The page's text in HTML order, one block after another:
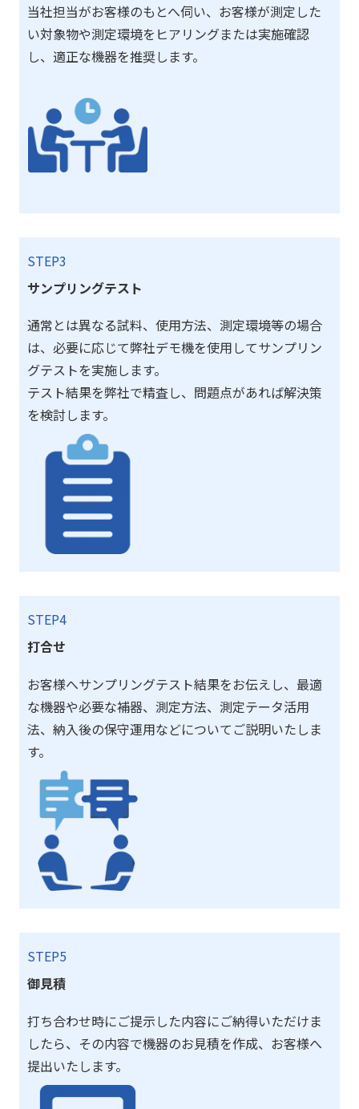
当社担当がお客様のもとへ伺い、お客様が測定した
い対象物や測定環境をヒアリングまたは実施確認
し、適正な機器を推奨します。
STEP3
サンプリングテスト
通常とは異なる試料、使用方法、測定環境等の場合
は、必要に応じて弊社デモ機を使用してサンプリン
グテストを実施します。
テスト結果を弊社で精査し、問題点があれば解決策
を検討します。
STEP4
打合せ
お客様へサンプリングテスト結果をお伝えし、最適
な機器や必要な補器、測定方法、測定テータ活用
法、納入後の保守運用などについてご説明いたしま
す。
STEP5
御見積
打ち合わせ時にご提示した内容にご納得いただけま
したら、その内容で機器のお見積を作成、お客様へ
提出いたします。